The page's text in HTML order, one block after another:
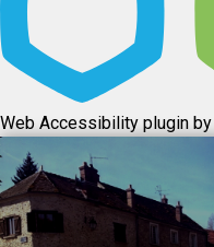
Web Accessibility plugin